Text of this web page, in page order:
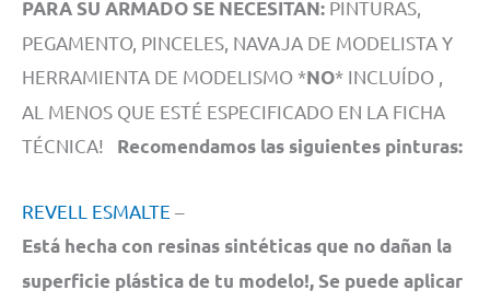
PARA SU ARMADO SE NECESITAN: PINTURAS,
PEGAMENTO, PINCELES, NAVAJA DE MODELISTA Y
HERRAMIENTA DE MODELISMO *NO* INCLUÍDO ,
AL MENOS QUE ESTÉ ESPECIFICADO EN LA FICHA
TÉCNICA! Recomendamos las siguientes pinturas:
REVELL ESMALTE –
Está hecha con resinas sintéticas que no dañan la
superficie plástica de tu modelo!, Se puede aplicar